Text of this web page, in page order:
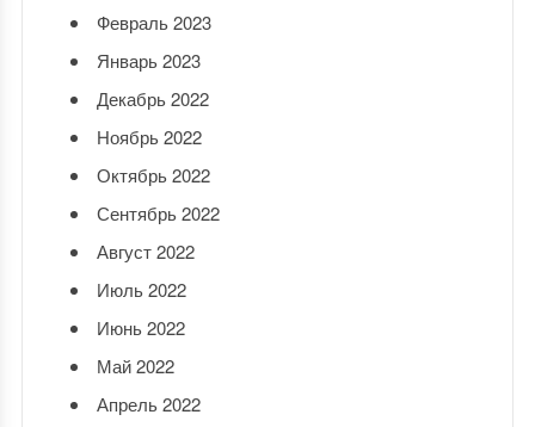
Февраль 2023
Январь 2023
Декабрь 2022
Ноябрь 2022
Октябрь 2022
Сентябрь 2022
Август 2022
Июль 2022
Июнь 2022
Май 2022
Апрель 2022